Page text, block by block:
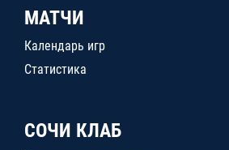
МАТЧИ
Календарь игр
Статистика
СОЧИ КЛАБ